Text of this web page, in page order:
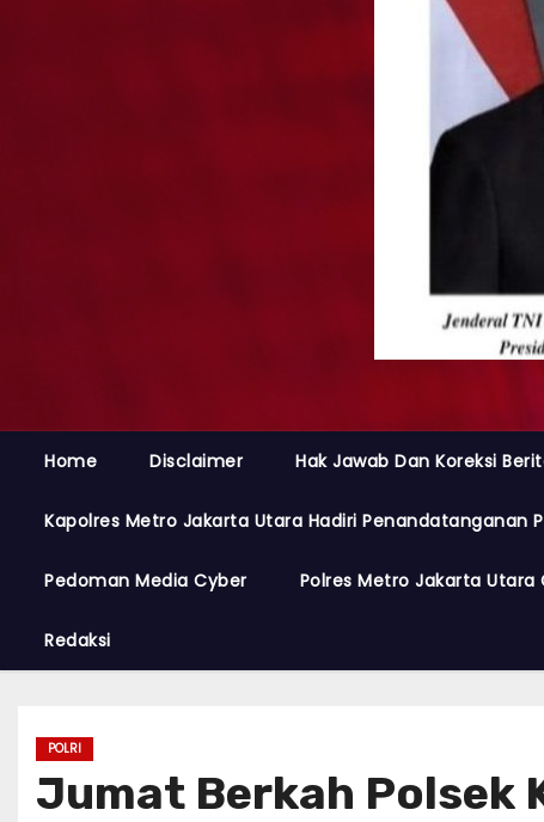
Home Disclaimer Hak Jawab Dan Koreksi
Kapolres Metro Jakarta Utara Hadiri Penandatanganan
Pedoman Media Cyber Polres Metro Jakarta Utara
Redaksi
POLRI
Jumat Berkah Polsek